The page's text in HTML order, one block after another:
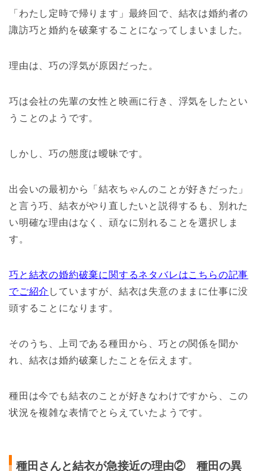
「わたし定時で帰ります」最終回で、結衣は婚約者の
諏訪巧と婚約を破棄することになってしまいました。
理由は、巧の浮気が原因だった。
巧は会社の先輩の女性と映画に行き、浮気をしたとい
うことのようです。
しかし、巧の態度は曖昧です。
出会いの最初から「結衣ちゃんのことが好きだった」
と言う巧、結衣がやり直したいと説得するも、別れた
い明確な理由はなく、頑なに別れることを選択しま
す。
巧と結衣の婚約破棄に関するネタバレはこちらの記事
でご紹介 していますが、結衣は失意のままに仕事に没
頭することになります。
そのうち、上司である種田から、巧との関係を聞か
れ、結衣は婚約破棄したことを伝えます。
種田は今でも結衣のことが好きなわけですから、この
状況を複雑な表情でとらえていたようです。
種田さんと結衣が急接近の理由② 種田の異